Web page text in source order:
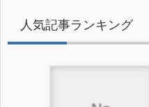
人気記事ランキング